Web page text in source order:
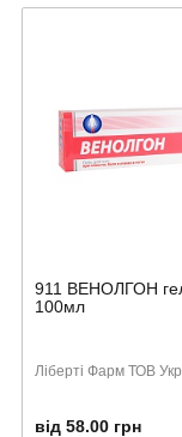
911 ВЕНОЛГОН
100мл
Ліберті Фарм ТОВ
від 58.00 грн